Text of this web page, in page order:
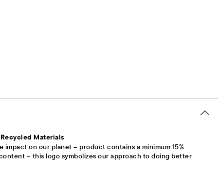
Materials
impact on our planet – product contains a minimum 15%
– this logo symbolizes our approach to doing better